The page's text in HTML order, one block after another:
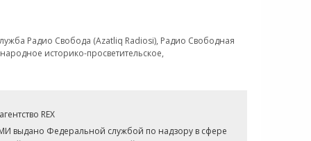
Радио Свобода (Azatliq Radiosi), Радио Свободная
историко-просветительское,
REX
выдано Федеральной службой по надзору в сфере